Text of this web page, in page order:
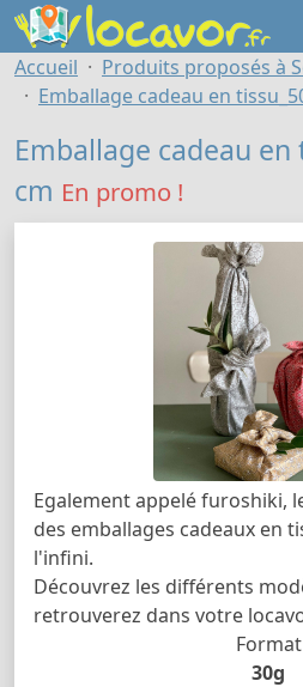
Accueil
Produits proposés à
Emballage cadeau en
Emballage cadeau en
cm En promo !
Egalement appelé furoshiki,
des emballages cadeaux en
l'infini.
Découvrez les différents
retrouverez dans votre
Format
30g